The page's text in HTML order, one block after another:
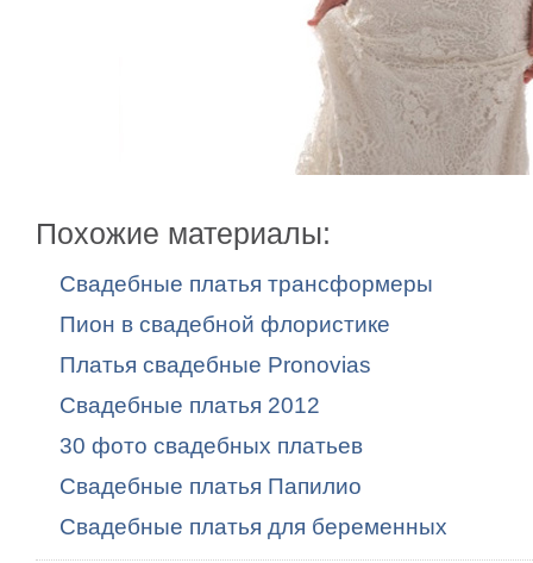
Похожие материалы:
Свадебные платья трансформеры
Пион в свадебной флористике
Платья свадебные Pronovias
Cвадебные платья 2012
30 фото свадебных платьев
Свадебные платья Папилио
Свадебные платья для беременных